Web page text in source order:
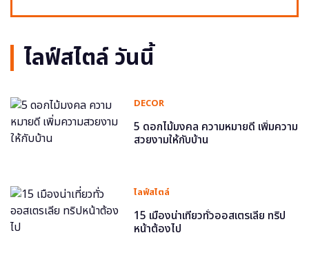
ไลฟ์สไตล์ วันนี้
DECOR
5 ดอกไม้มงคล ความหมายดี เพิ่มความ
สวยงามให้กับบ้าน
ไลฟ์สไตล์
15 เมืองน่าเที่ยวทั่วออสเตรเลีย ทริป
หน้าต้องไป